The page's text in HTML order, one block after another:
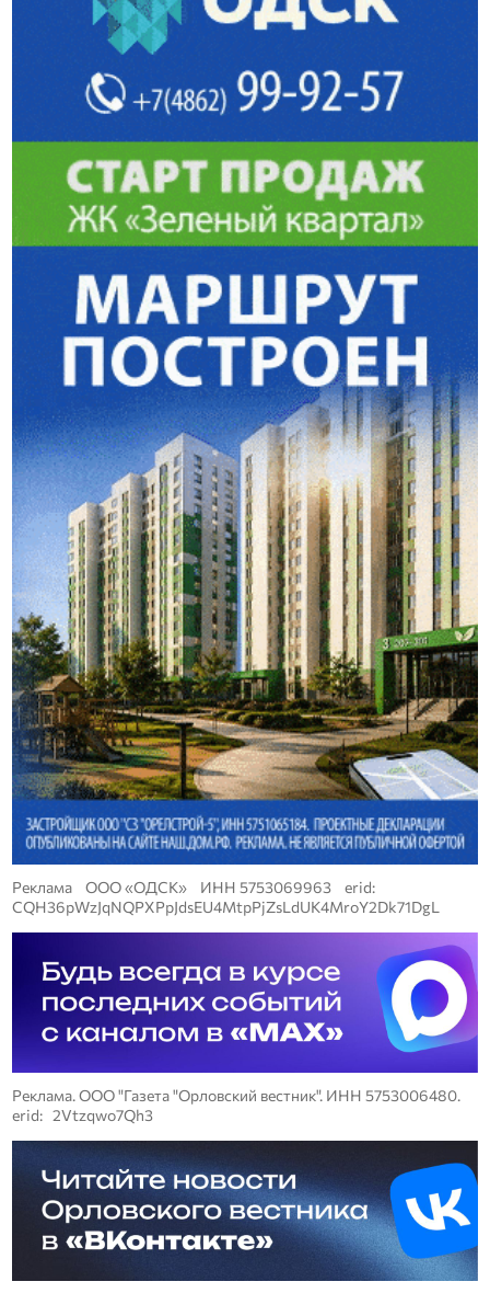
Реклама ООО «ОДСК» ИНН 5753069963 erid:
CQH36pWzJqNQPXPpJdsEU4MtpPjZsLdUK4MroY2Dk71DgL
Реклама. ООО "Газета "Орловский вестник". ИНН 5753006480.
erid: 2Vtzqwo7Qh3